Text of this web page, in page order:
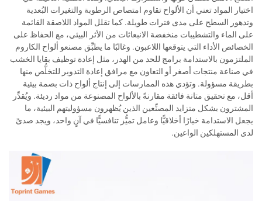
اختيار المواد تعني أن الألواح تقاوم امتصاص الرطوبة والتغيرات البُعدية
وتدهور السطح على مدى فترات طويلة. كما تقلل المواد اللاصقة القائمة
على الماء والتشطيبات منخفضة الانبعاثات من الأثر البيئي، مع الحفاظ على
الخصائص الأداء التي يتوقعها اللاعبون. وغالبًا ما يطبِّق مصنعو ألواح الكاروم
الملتزمون بالاستدامة برامج للحد من الهدر، مثل إعادة توظيف بقايا الخشب
في صناعة منتجات أصغر أو التعاون مع مرافق إعادة التدوير للتخلُّص منها
بطريقة مسؤولة. وتؤدي هذه الممارسات إلى إنتاج ألواح ذات بصمة بيئية
أقل، مع تحقيق متانة فائقة مقارنةً بالألواح المصنوعة من مواد رديئة. ويُقدِّر
المشترون بشكل متزايد المصنِّعين الذين يُظهرون مسؤوليتهم البيئية، ما
يجعل الاستدامة خيارًا أخلاقيًّا وعامل تميُّز تنافسيًّا في آنٍ واحد، ويجد صدىً
لدى المستهلكين الواعين.